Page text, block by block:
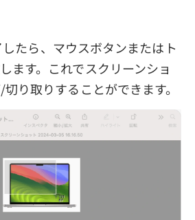
たら、マウスボタンまたはト
ます。これでスクリーンショ
り取りすることができます。